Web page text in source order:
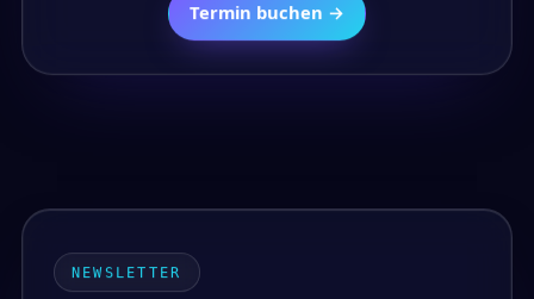
Termin buchen →
NEWSLETTER